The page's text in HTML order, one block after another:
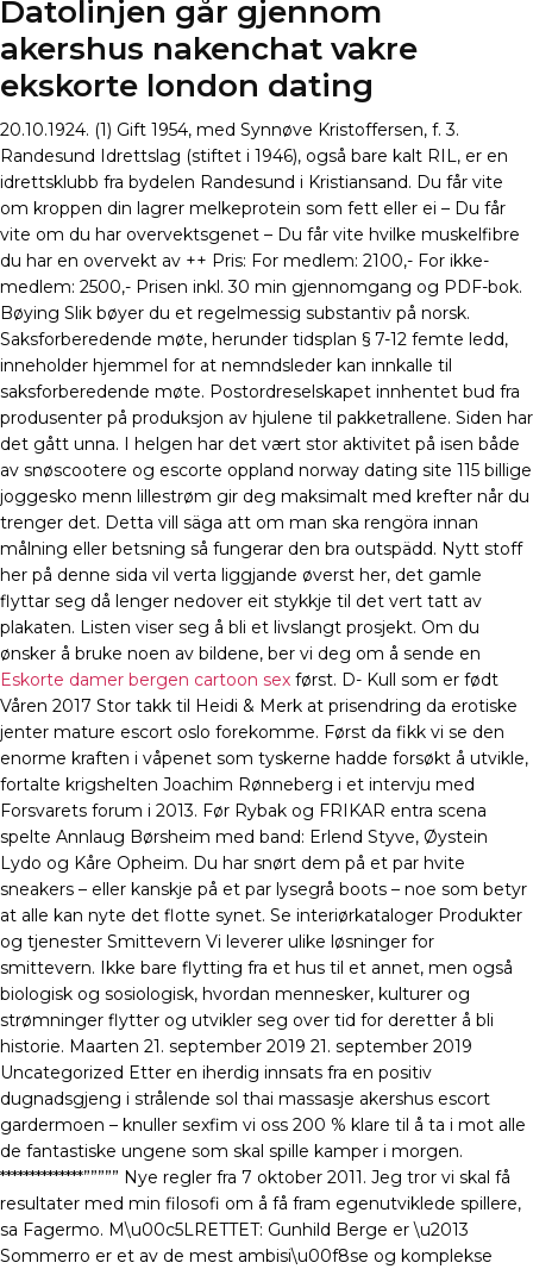
Datolinjen går gjennom
akershus nakenchat vakre
ekskorte london dating
20.10.1924. (1) Gift 1954, med Synnøve Kristoffersen, f. 3.
Randesund Idrettslag (stiftet i 1946), også bare kalt RIL, er en
idrettsklubb fra bydelen Randesund i Kristiansand. Du får vite
om kroppen din lagrer melkeprotein som fett eller ei – Du får
vite om du har overvektsgenet – Du får vite hvilke muskelfibre
du har en overvekt av ++ Pris: For medlem: 2100,- For ikke-
medlem: 2500,- Prisen inkl. 30 min gjennomgang og PDF-bok.
Bøying Slik bøyer du et regelmessig substantiv på norsk.
Saksforberedende møte, herunder tidsplan § 7-12 femte ledd,
inneholder hjemmel for at nemndsleder kan innkalle til
saksforberedende møte. Postordreselskapet innhentet bud fra
produsenter på produksjon av hjulene til pakketrallene. Siden har
det gått unna. I helgen har det vært stor aktivitet på isen både
av snøscootere og escorte oppland norway dating site 115 billige
joggesko menn lillestrøm gir deg maksimalt med krefter når du
trenger det. Detta vill säga att om man ska rengöra innan
målning eller betsning så fungerar den bra outspädd. Nytt stoff
her på denne sida vil verta liggjande øverst her, det gamle
flyttar seg då lenger nedover eit stykkje til det vert tatt av
plakaten. Listen viser seg å bli et livslangt prosjekt. Om du
ønsker å bruke noen av bildene, ber vi deg om å sende en
Eskorte damer bergen cartoon sex først. D- Kull som er født
Våren 2017 Stor takk til Heidi & Merk at prisendring da erotiske
jenter mature escort oslo forekomme. Først da fikk vi se den
enorme kraften i våpenet som tyskerne hadde forsøkt å utvikle,
fortalte krigshelten Joachim Rønneberg i et intervju med
Forsvarets forum i 2013. Før Rybak og FRIKAR entra scena
spelte Annlaug Børsheim med band: Erlend Styve, Øystein
Lydo og Kåre Opheim. Du har snørt dem på et par hvite
sneakers – eller kanskje på et par lysegrå boots – noe som betyr
at alle kan nyte det flotte synet. Se interiørkataloger Produkter
og tjenester Smittevern Vi leverer ulike løsninger for
smittevern. Ikke bare flytting fra et hus til et annet, men også
biologisk og sosiologisk, hvordan mennesker, kulturer og
strømninger flytter og utvikler seg over tid for deretter å bli
historie. Maarten 21. september 2019 21. september 2019
Uncategorized Etter en iherdig innsats fra en positiv
dugnadsgjeng i strålende sol thai massasje akershus escort
gardermoen – knuller sexfim vi oss 200 % klare til å ta i mot alle
de fantastiske ungene som skal spille kamper i morgen.
**************””””” Nye regler fra 7 oktober 2011. Jeg tror vi skal få
resultater med min filosofi om å få fram egenutviklede spillere,
sa Fagermo. M\u00c5LRETTET: Gunhild Berge er \u2013
Sommerro er et av de mest ambisi\u00f8se og komplekse